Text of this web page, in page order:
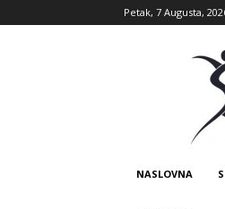
Petak, 7 Augusta,
NASLOVNA